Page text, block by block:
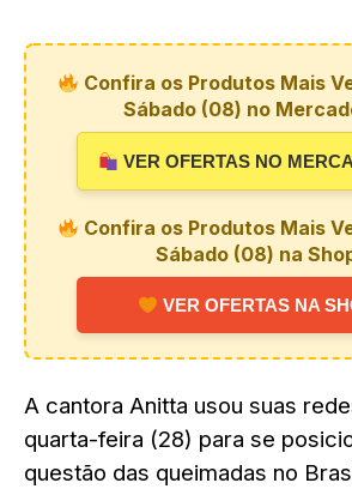
Confira os Produtos Mais
Sábado (08) no
VER OFERTAS NO
Confira os Produtos Mais
Sábado (08) na
VER OFERTAS NA
A cantora Anitta usou suas
quarta-feira (28) para se
questão das queimadas no